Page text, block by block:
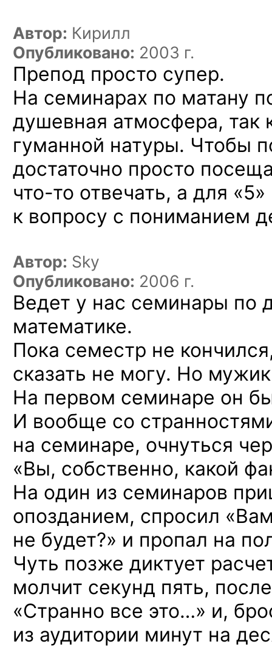
Автор: Кирилл
Опубликовано: 2003 г.
Препод просто супер.
На семинарах по матану
душевная атмосфера, так
гуманной натуры. Чтобы
достаточно просто
что-то отвечать, а для «5»
к вопросу с пониманием
Автор: Sky
Опубликовано: 2006 г.
Ведет у нас семинары по
математике.
Пока семестр не
сказать не могу. Но
На первом семинаре он
И вообще со
на семинаре, очнуться
«Вы, собственно, какой
На один из семинаров
опозданием, спросил
не будет?» и пропал на
Чуть позже диктует
молчит секунд пять,
«Странно все это…» и,
из аудитории минут на